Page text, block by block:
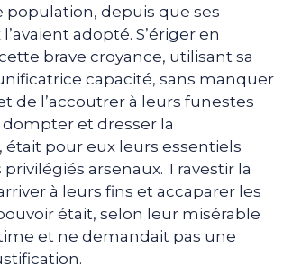
population, depuis que ses
adopté. S’ériger en
brave croyance, utilisant sa
capacité, sans manquer
de l’accoutrer à leurs funestes
et dresser la
pour eux leurs essentiels
arsenaux. Travestir la
à leurs fins et accaparer les
était, selon leur misérable
et ne demandait pas une